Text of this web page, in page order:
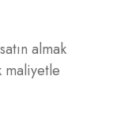
almak
maliyetle